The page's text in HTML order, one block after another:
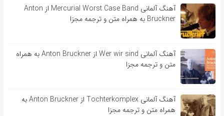
آهنگ آلمانی Mercurial Worst Case Band از Anton
Bruckner به همراه متن و ترجمه مجزا
آهنگ آلمانی Wer wir sind از Anton Bruckner به همراه
متن و ترجمه مجزا
آهنگ آلمانی Tochterkomplex از Anton Bruckner به
همراه متن و ترجمه مجزا